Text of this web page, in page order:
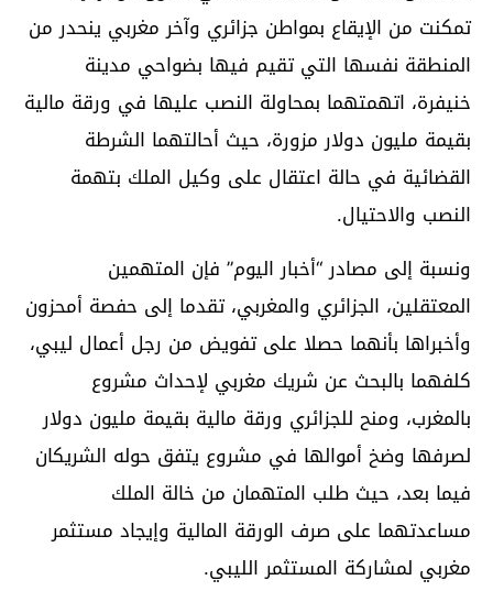
تمكنت من الإيقاع بمواطن جزائري وآخر مغربي ينحدر من
المنطقة نفسها التي تقيم فيها بضواحي مدينة
خنيفرة، اتهمتهما بمحاولة النصب عليها في ورقة مالية
بقيمة مليون دولار مزورة، حيث أحالتهما الشرطة
القضائية في حالة اعتقال على وكيل الملك بتهمة
النصب والاحتيال.
ونسبة إلى مصادر “أخبار اليوم” فإن المتهمين
المعتقلين، الجزائري والمغربي، تقدما إلى حفصة أمحزون
وأخبراها بأنهما حصلا على تفويض من رجل أعمال ليبي،
كلفهما بالبحث عن شريك مغربي لإحداث مشروع
بالمغرب، ومنح للجزائري ورقة مالية بقيمة مليون دولار
لصرفها وضخ أموالها في مشروع يتفق حوله الشريكان
فيما بعد، حيث طلب المتهمان من خالة الملك
مساعدتهما على صرف الورقة المالية وإيجاد مستثمر
مغربي لمشاركة المستثمر الليبي.